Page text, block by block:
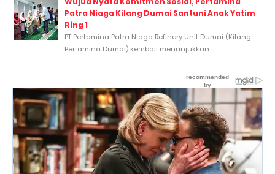
Patra Niaga Kilang Dumai Santuni Anak Yatim
Ring 1
PT Pertamina Patra Niaga Refinery Unit Dumai (Kilang
Pertamina Dumai) kembali menunjukkan...